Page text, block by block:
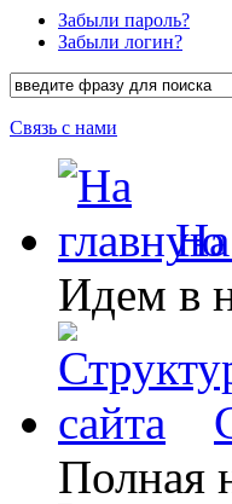
Забыли пароль?
Забыли логин?
Связь с нами
Идем в
Полная